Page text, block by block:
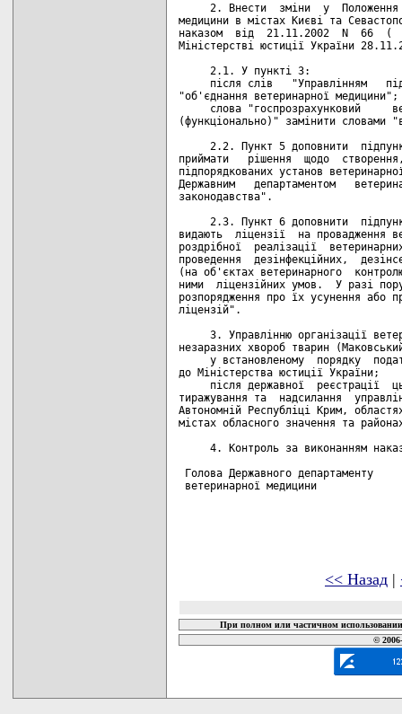
2. Внести  зміни  у
медицини в містах Києві та
наказом  від  21.11.2002  N  66  (
Міністерстві юстиції України
     2.1. У пункті 3:
після слів   "Управлінням
"об'єднання ветеринарної медицини";
слова "госпрозрахунковий
(функціонально)" замінити словами
2.2. Пункт 5 доповнити
приймати   рішення  щодо
підпорядкованих установ
Державним   департаментом
законодавства".
2.3. Пункт 6 доповнити
видають  ліцензії  на провадження
роздрібної  реалізації
проведення  дезінфекційних,
(на об'єктах ветеринарного
ними  ліцензійних умов.  У разі
розпорядження про їх усунення або
ліцензій".
3. Управлінню організації
незаразних хвороб тварин
у встановленому  порядку
до Міністерства юстиції України;
після державної  реєстрації
тиражування та  надсилання
Автономній Республіці Крим,
містах обласного значення та
4. Контроль за виконанням
Голова Державного департаменту
ветеринарної медицини
<< Назад |
При полном или частичном
©